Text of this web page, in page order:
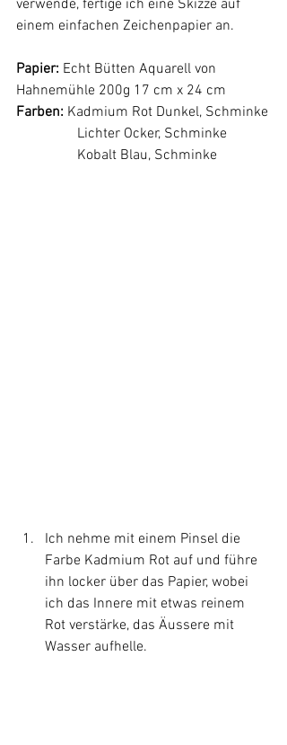
verwende, fertige ich eine Skizze auf
einem einfachen Zeichenpapier an.
Papier: Echt Bütten Aquarell von
Hahnemühle 200g 17 cm x 24 cm
Farben: Kadmium Rot Dunkel, Schminke
	       Lichter Ocker, Schminke
	       Kobalt Blau, Schminke
Ich nehme mit einem Pinsel die
Farbe Kadmium Rot auf und führe
ihn locker über das Papier, wobei
ich das Innere mit etwas reinem
Rot verstärke, das Äussere mit
Wasser aufhelle.